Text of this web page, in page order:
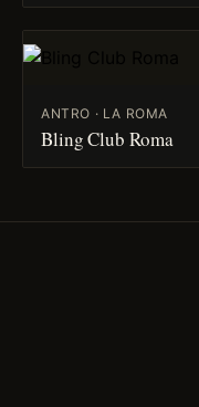
ANTRO · LA ROMA
Bling Club Roma